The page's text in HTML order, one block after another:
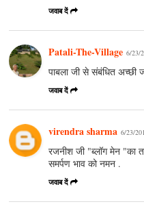
जवाब दें
Patali-The-Village 6/23/
पाबला जी से संबंधित अच्छी
जवाब दें
virendra sharma 6/23/
रजनीश जी "ब्लॉग मेन "का
समर्पण भाव को नमन .
जवाब दें